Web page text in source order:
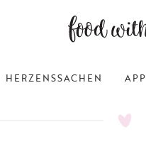
HERZENSSACHEN APP